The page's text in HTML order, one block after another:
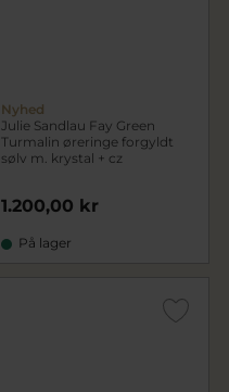
Nyhed
Julie Sandlau Fay Green
Turmalin øreringe forgyldt
sølv m. krystal + cz
1.200,00 kr
På lager